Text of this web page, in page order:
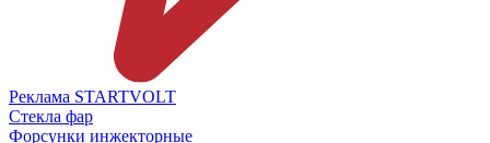
Реклама STARTVOLT
Стекла фар
Форсунки инжекторные